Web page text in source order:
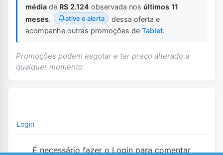
média de R$ 2.124 observada nos últimos 11
meses. ative o alerta
dessa oferta e
acompanhe outras promoções de Tablet.
Promoções podem esgotar e ter preço alterado a
qualquer momento
Login
É necessário fazer o Login para comentar